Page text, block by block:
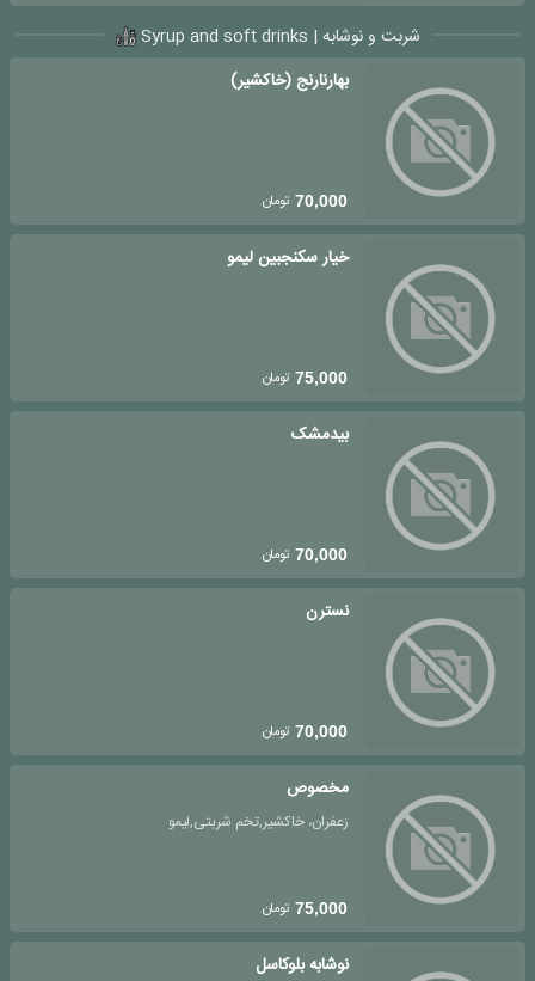
شربت و نوشابه | Syrup and soft drinks
بهارنارنج (خاکشیر)
70,000 تومان
خیار سکنجبین لیمو
75,000 تومان
بیدمشک
70,000 تومان
نسترن
70,000 تومان
مخصوص
زعفران، خاکشیر,تخم شربتی,لیمو
75,000 تومان
نوشابه بلوکاسل